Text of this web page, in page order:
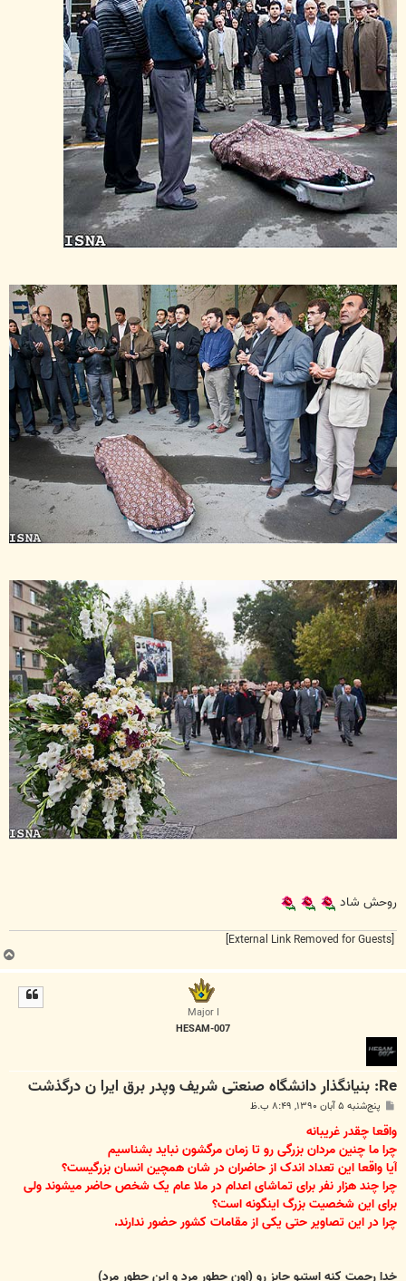
روحش شاد
[External Link Removed for Guests]
Major I
HESAM-007
Re: بنیانگذار دانشگاه صنعتی شریف وپدر برق ايرا ن درگذشت
س
ت
پنج‌شنبه ۵ آبان ۱۳۹۰, ۸:۴۹ ب.ظ
واقعا چقدر غریبانه
چرا ما چنین مردان بزرگی رو تا زمان مرگشون نباید بشناسیم
آیا واقعا این تعداد اندک از حاضران در شان همچین انسان بزرگیست؟
چرا چند هزار نفر برای تماشای اعدام در ملا عام یک شخص حاضر میشوند ولی
برای این شخصیت بزرگ اینگونه است؟
چرا در این تصاویر حتی یکی از مقامات کشور حضور ندارند.
خدا رحمت کنه استیو جابز رو (اون چطور مرد و این چطور مرد)